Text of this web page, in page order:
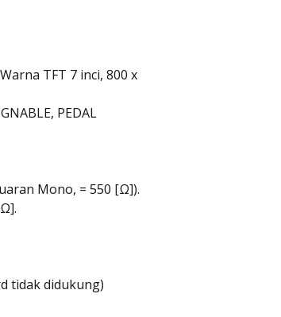
TFT 7 inci, 800 x
PEDAL
Mono, = 550 [Ω]).
tidak didukung)